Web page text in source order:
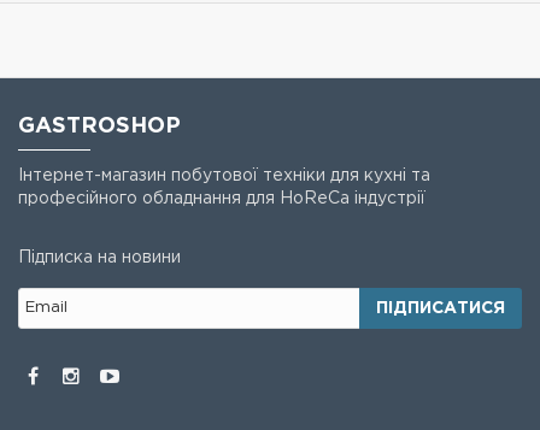
GASTROSHOP
Інтернет-магазин побутової техніки для кухні та
професійного обладнання для HoReCa індустрії
Підписка на новини
ПІДПИСАТИСЯ